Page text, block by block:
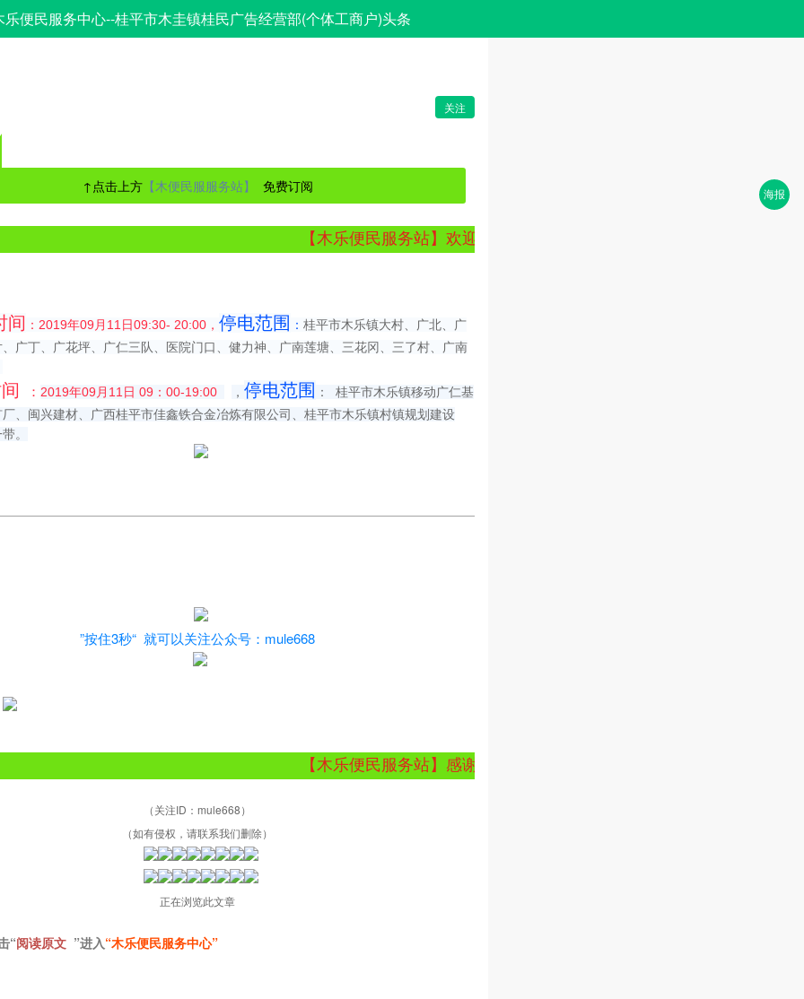
海报
乐便民服务中心--桂平市木圭镇桂民广告经营部(个体工商户)头条
关注
↑点击上方【木便民服服务站】 免费订阅
【木乐便民服务站】欢迎您！
间 ：2019年09月11日09:30- 20:00， 停电范围 ： 桂平市木乐镇大村、广北、广
广丁、广花坪、广仁三队、医院门口、健力神、广南莲塘、三花冈、三了村、广南
： 2019年09月11日 09：00-19:00 ， 停电范围 ：
桂平市木乐镇移动广仁基
、闽兴建材、广西桂平市佳鑫铁合金冶炼有限公司、桂平市木乐镇村镇规划建设
。
”按住3秒“ 就可以关注公众号： mule668
【木乐便民服务站】感谢您的关注！
（关注ID：mule668）
（如有侵权，请联系我们删除）
正在浏览此文章
“阅读原文 ”进入“木乐便民服务中心”